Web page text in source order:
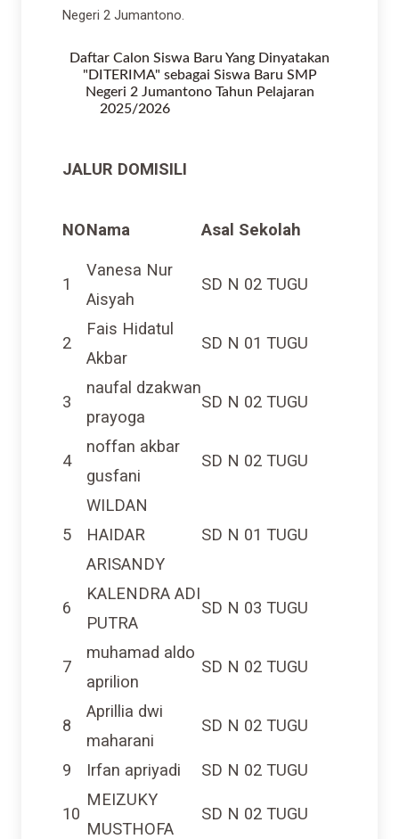
Negeri 2 Jumantono.
Daftar Calon Siswa Baru Yang Dinyatakan
"DITERIMA" sebagai Siswa Baru SMP
Negeri 2 Jumantono Tahun Pelajaran
2025/2026
JALUR DOMISILI
NONama Asal Sekolah
1
Vanesa Nur
Aisyah
SD N 02 TUGU
2
Fais Hidatul
Akbar
SD N 01 TUGU
3
naufal dzakwan
SD N 02 TUGU
4
noffan akbar
gusfani
SD N 02 TUGU
5
WILDAN
HAIDAR
ARISANDY
SD N 01 TUGU
6
KALENDRA ADI
PUTRA
SD N 03 TUGU
7
muhamad aldo
aprilion
SD N 02 TUGU
8
Aprillia dwi
maharani
SD N 02 TUGU
9 Irfan apriyadi SD N 02 TUGU
10
MEIZUKY
MUSTHOFA
SD N 02 TUGU